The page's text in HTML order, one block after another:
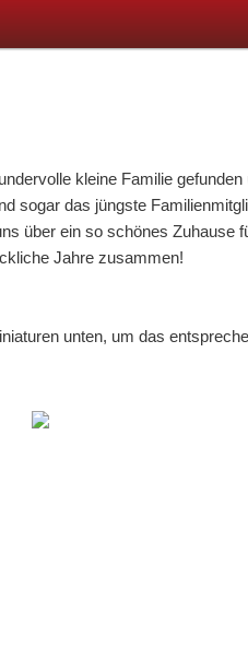
kleine Familie gefunden
sogar das jüngste
über ein so schönes Zuhause
Jahre zusammen!
unten, um das